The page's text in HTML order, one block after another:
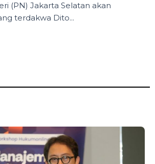
(PN) Jakarta Selatan akan
terdakwa Dito...